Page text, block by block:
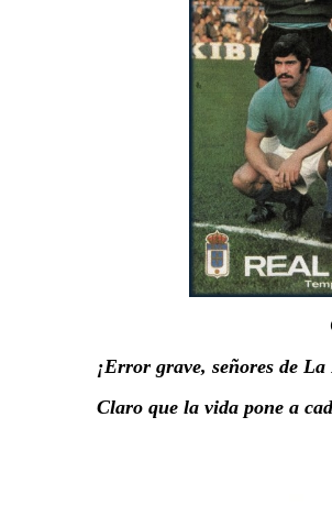
¡Error grave, señores de
Claro que la vida pone a